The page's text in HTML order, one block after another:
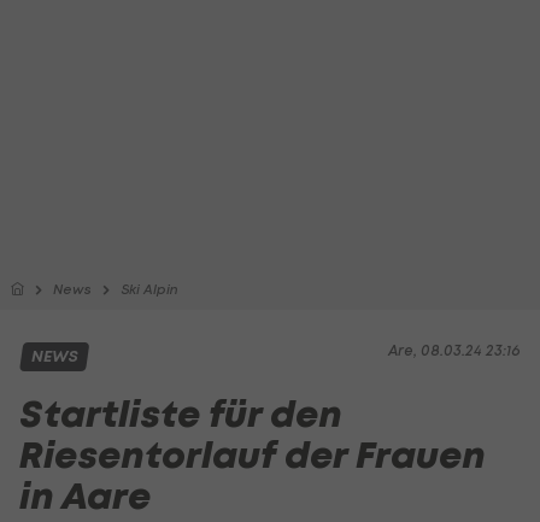
News Ski Alpin
Are, 08.03.24 23:16
NEWS
Startliste für den
Riesentorlauf der Frauen
in Aare